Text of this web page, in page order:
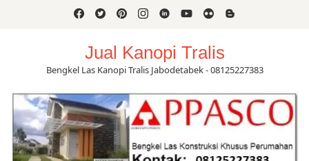
Jual Kanopi Tralis
Bengkel Las Kanopi Tralis Jabodetabek - 08125227383